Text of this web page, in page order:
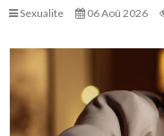
Sexualite 06 Aoû 2026